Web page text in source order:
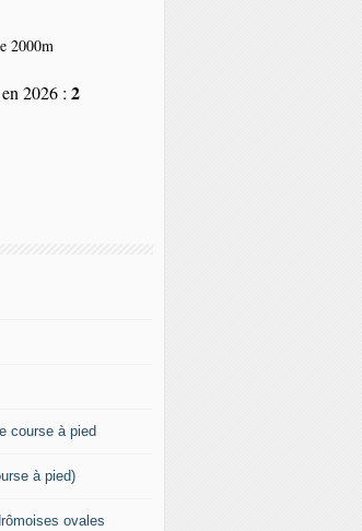
2000m
2026 : 2
course à pied
à pied)
ovales